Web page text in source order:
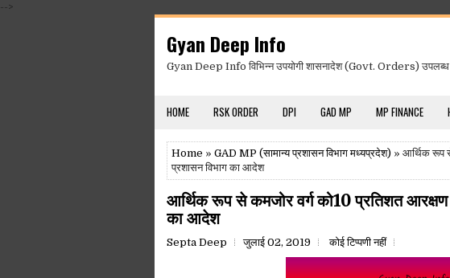
-->
Gyan Deep Info
Gyan Deep Info विभिन्न उपयोगी शासनादेश (Govt. Orders) उपलब्ध
HOME RSK ORDER DPI GAD MP MP FINANCE
Home » GAD MP (सामान्य प्रशासन विभाग मध्यप्रदेश) » आर्थिक रूप
प्रशासन विभाग का आदेश
आर्थिक रूप से कमजोर वर्ग को10 प्रतिशत आरक्षण
का आदेश
Septa Deep जुलाई 02, 2019 कोई टिप्पणी नहीं